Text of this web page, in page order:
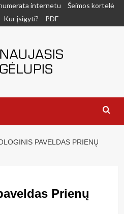
internetu
Šeimos kortelė
Kur įsigyti? PDF
PAVELDAS PRIENŲ
Prienų